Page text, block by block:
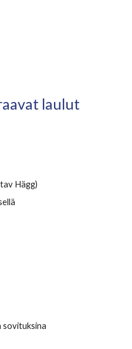
laulut
Hägg)
sovituksina